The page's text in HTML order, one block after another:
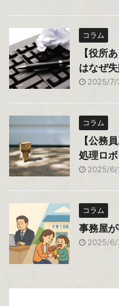
コラム
【役所
はなぜ
2025/7/
コラム
【公務
処理ロ
2025/6/
コラム
事務屋
2025/6/